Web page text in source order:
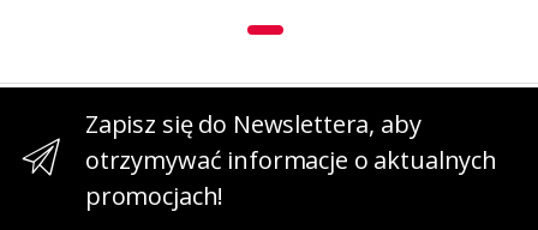
Zapisz się do Newslettera, aby
otrzymywać informacje o aktualnych
promocjach!